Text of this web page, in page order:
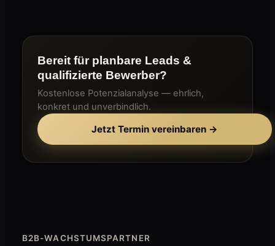
Bereit für planbare Leads &
qualifizierte Bewerber?
Kostenlose Potenzialanalyse — ehrlich,
konkret und unverbindlich.
Jetzt Termin vereinbaren →
B2B-WACHSTUMSPARTNER